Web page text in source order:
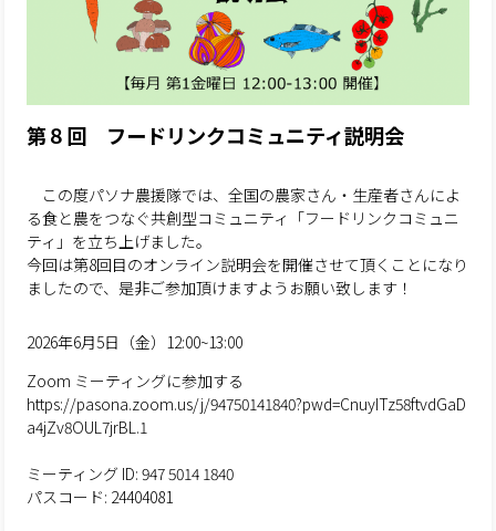
第８回 フードリンクコミュニティ説明会
この度パソナ農援隊では、全国の農家さん・生産者さんによ
る食と農をつなぐ共創型コミュニティ「フードリンクコミュニ
ティ」を立ち上げました。
今回は第8回目のオンライン説明会を開催させて頂くことになり
ましたので、是非ご参加頂けますようお願い致します！
2026年6月5日（金）12:00~13:00
Zoom ミーティングに参加する
https://pasona.zoom.us/j/94750141840?pwd=CnuyITz58ftvdGaD
a4jZv8OUL7jrBL.1
ミーティング ID: 947 5014 1840
パスコード: 24404081